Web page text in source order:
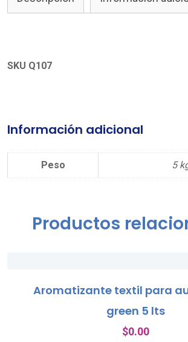
SKU Q107
Información adicional
Peso 5
Productos
Aromatizante textil para
green 5 lts
$0.00